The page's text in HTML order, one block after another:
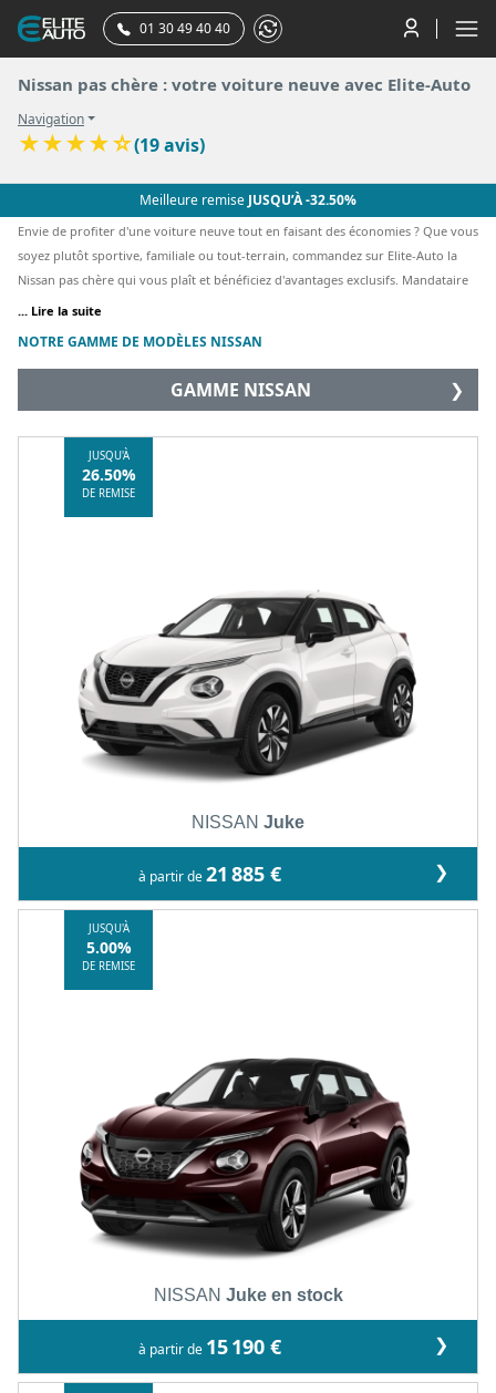
01 30 49 40 40
Nissan pas chère : votre voiture neuve avec Elite-Auto
Navigation
★★★★☆(19 avis)
Meilleure remise JUSQU’À -32.50%
Envie de profiter d'une voiture neuve tout en faisant des économies ? Que vous
soyez plutôt sportive, familiale ou tout-terrain, commandez sur Elite-Auto la
Nissan pas chère qui vous plaît et bénéficiez d'avantages exclusifs. Mandataire
automobile de référence en France, nous vous assurons un catalogue Nissan à
... Lire la suite
NOTRE GAMME DE MODÈLES NISSAN
GAMME NISSAN ❯
JUSQU'À
26.50%
DE REMISE
NISSAN Juke
à partir de21 885 € ❯
JUSQU'À
5.00%
DE REMISE
NISSAN Juke en stock
à partir de 15 190 € ❯